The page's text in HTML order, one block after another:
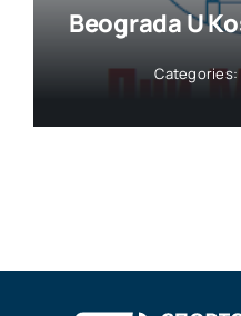
Beograda U
Categories: